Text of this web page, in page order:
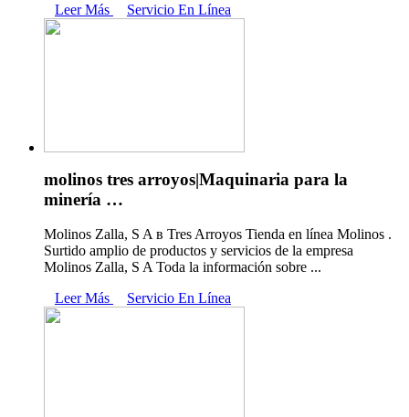
Leer Más
Servicio En Línea
molinos tres arroyos|Maquinaria para la
minería …
Molinos Zalla, S A в Tres Arroyos Tienda en línea Molinos .
Surtido amplio de productos y servicios de la empresa
Molinos Zalla, S A Toda la información sobre ...
Leer Más
Servicio En Línea